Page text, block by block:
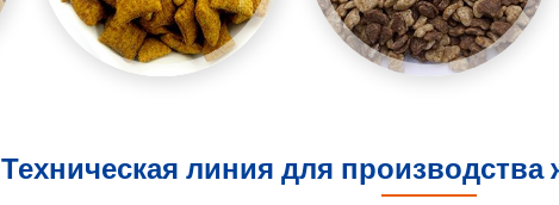
Техническая линия для производства